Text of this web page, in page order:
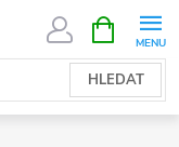
HLEDAT
NÁKUPNÍ
KOŠÍK